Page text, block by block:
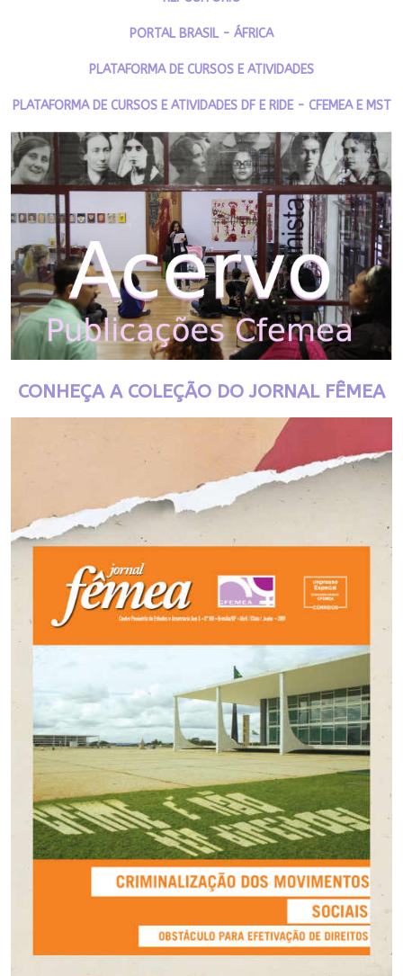
PORTAL BRASIL - ÁFRICA
PLATAFORMA DE CURSOS E ATIVIDADES
PLATAFORMA DE CURSOS E ATIVIDADES DF E RIDE - CFEMEA E MST
CONHEÇA A COLEÇÃO DO JORNAL FÊMEA